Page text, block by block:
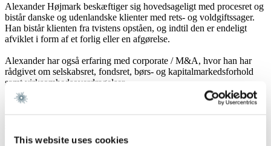
This website uses cookies
Alexander Højmark beskæftiger sig hovedsageligt med procesret og
bistår danske og udenlandske klienter med rets- og voldgiftssager.
Han bistår klienten fra tvistens opståen, og indtil den er endeligt
afviklet i form af et forlig eller en afgørelse.
Alexander har også erfaring med corporate / M&A, hvor han har
rådgivet om selskabsret, fondsret, børs- og kapitalmarkedsforhold
samt virksomhedsoverdragelser.
Endelig har Alexander erfaring med bank- og finansieringsret,